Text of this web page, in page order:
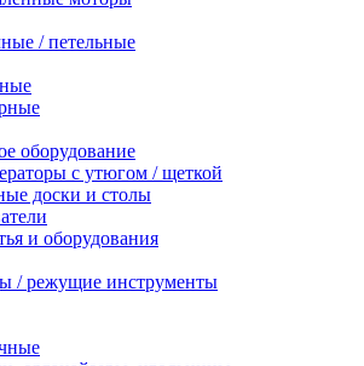
/ петельные
оборудование
с утюгом / щеткой
доски и столы
и оборудования
/ режущие инструменты